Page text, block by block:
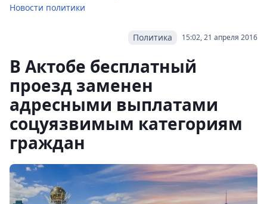
Новости политики
15:02, 21 апреля 2016
Политика
В Актобе бесплатный
проезд заменен
адресными выплатами
соцуязвимым категориям
граждан